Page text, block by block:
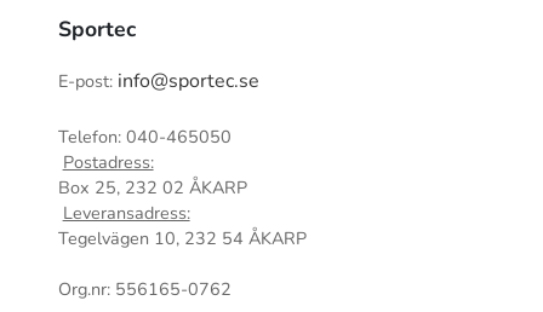
Sportec
E-post: info@sportec.se
Telefon: 040-465050
Postadress:
Box 25, 232 02 ÅKARP
Leveransadress:
Tegelvägen 10, 232 54 ÅKARP
Org.nr: 556165-0762